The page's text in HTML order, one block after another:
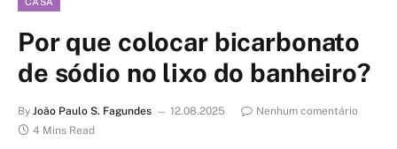
Por que colocar bicarbonato
de sódio no lixo do banheiro?
By João Paulo S. Fagundes 12.08.2025
Nenhum comentário
4 Mins Read